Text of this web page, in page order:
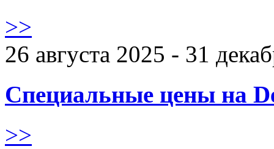
>>
26 августа 2025 - 31
Специальные цены на
>>